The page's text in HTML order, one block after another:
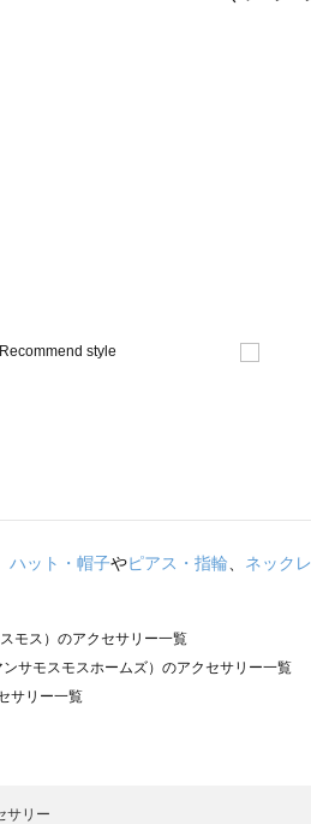
ハット・帽子やピアス・指輪 ネック
モス）のアクセサリー一覧
サモスモスホームズ）のアクセサリー一覧
サリー一覧
ツハルバイサマンサモスモス）のアクセサリ
サモスモス ラーゴム）のアクセサリー一覧
サリー